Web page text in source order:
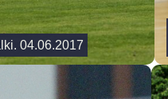
04.06.2017